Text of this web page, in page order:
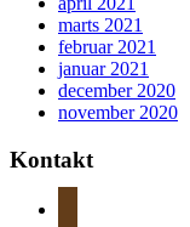
marts 2021
februar 2021
januar 2021
december 2020
november 2020
Kontakt